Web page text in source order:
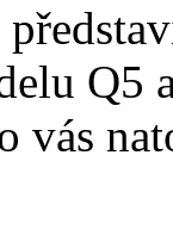
Q5
vás